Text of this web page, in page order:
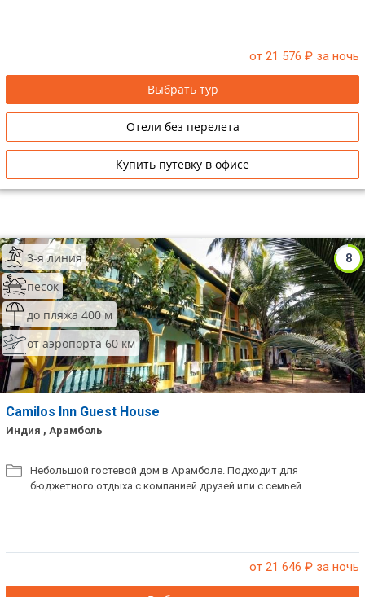
от 21 576 ₽ за ночь
Выбрать тур
Отели без перелета
Купить путевку в офисе
8
3-я линия
песок
до пляжа 400 м
от аэропорта 60 км
Camilos Inn Guest House
Индия , Арамболь
Небольшой гостевой дом в Арамболе. Подходит для
бюджетного отдыха с компанией друзей или с семьей.
от 21 646 ₽ за ночь